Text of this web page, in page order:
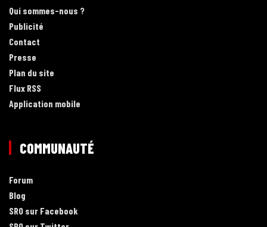
Qui sommes-nous ?
Publicité
Contact
Presse
Plan du site
Flux RSS
Application mobile
COMMUNAUTÉ
Forum
Blog
SRO sur Facebook